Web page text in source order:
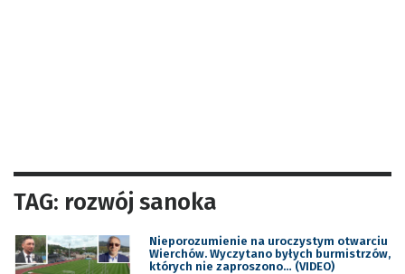
TAG: rozwój sanoka
Nieporozumienie na uroczystym otwarciu
Wierchów. Wyczytano byłych burmistrzów,
których nie zaproszono… (VIDEO)